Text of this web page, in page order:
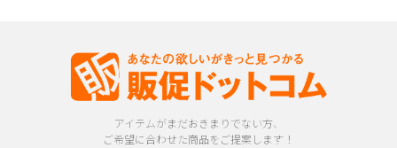
アイテムがまだおきまりでない方、
ご希望に合わせた商品をご提案します！